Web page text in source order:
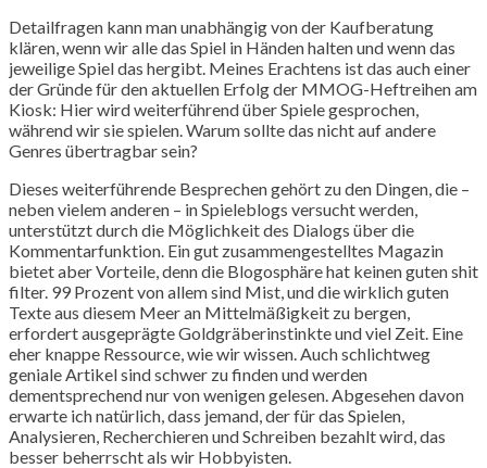
Detailfragen kann man unabhängig von der Kaufberatung
klären, wenn wir alle das Spiel in Händen halten und wenn das
jeweilige Spiel das hergibt. Meines Erachtens ist das auch einer
der Gründe für den aktuellen Erfolg der MMOG-Heftreihen am
Kiosk: Hier wird weiterführend über Spiele gesprochen,
während wir sie spielen. Warum sollte das nicht auf andere
Genres übertragbar sein?
Dieses weiterführende Besprechen gehört zu den Dingen, die –
neben vielem anderen – in Spieleblogs versucht werden,
unterstützt durch die Möglichkeit des Dialogs über die
Kommentarfunktion. Ein gut zusammengestelltes Magazin
bietet aber Vorteile, denn die Blogosphäre hat keinen guten shit
filter. 99 Prozent von allem sind Mist, und die wirklich guten
Texte aus diesem Meer an Mittelmäßigkeit zu bergen,
erfordert ausgeprägte Goldgräberinstinkte und viel Zeit. Eine
eher knappe Ressource, wie wir wissen. Auch schlichtweg
geniale Artikel sind schwer zu finden und werden
dementsprechend nur von wenigen gelesen. Abgesehen davon
erwarte ich natürlich, dass jemand, der für das Spielen,
Analysieren, Recherchieren und Schreiben bezahlt wird, das
besser beherrscht als wir Hobbyisten.